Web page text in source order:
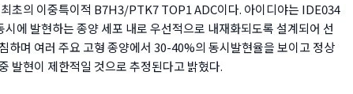
초의 이중특이적 B7H3/PTK7 TOP1 ADC이다. 아이디야는 IDE034
에 발현하는 종양 세포 내로 우선적으로 내재화되도록 설계되어 선
하며 여러 주요 고형 종양에서 30-40%의 동시발현율을 보이고 정상
발현이 제한적일 것으로 추정된다고 밝혔다.